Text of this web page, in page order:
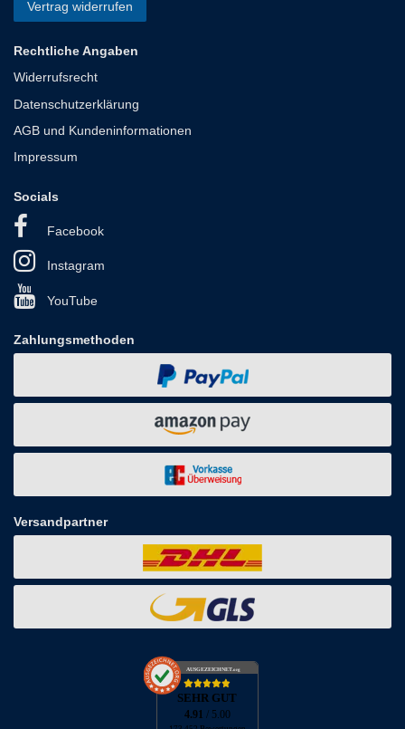
Vertrag widerrufen
Rechtliche Angaben
Widerrufsrecht
Datenschutzerklärung
AGB und Kundeninformationen
Impressum
Socials
Facebook
Instagram
YouTube
Zahlungsmethoden
Versandpartner
AUSGEZEICHNET.org
SEHR GUT
4.91 / 5.00